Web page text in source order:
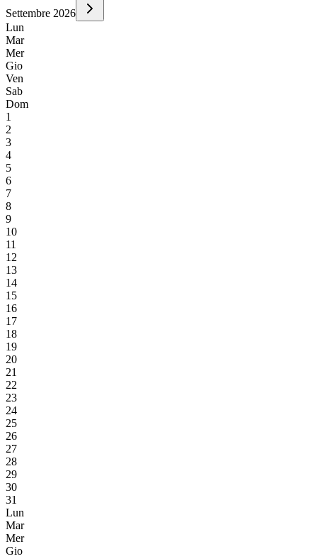
Settembre 2026
Lun
Mar
Mer
Gio
Ven
Sab
Dom
1
2
3
4
5
6
7
8
9
10
11
12
13
14
15
16
17
18
19
20
21
22
23
24
25
26
27
28
29
30
31
Lun
Mar
Mer
Gio